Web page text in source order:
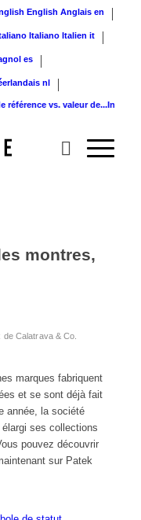
English Anglais en
Italiano Italien it
es
nl
vs. valeur de...Infused
montres,
Calatrava & Co.
marques fabriquent
et se sont déjà fait
année, la société
ses collections
pouvez découvrir
sur Patek